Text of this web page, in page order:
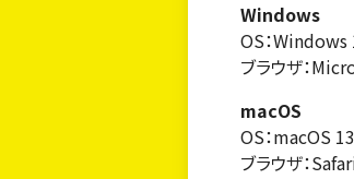
Windows
OS：Windows
ブラウザ：
macOS
OS：macOS
ブラウザ：